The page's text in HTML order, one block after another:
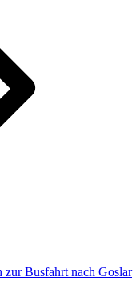
zur Busfahrt nach Goslar